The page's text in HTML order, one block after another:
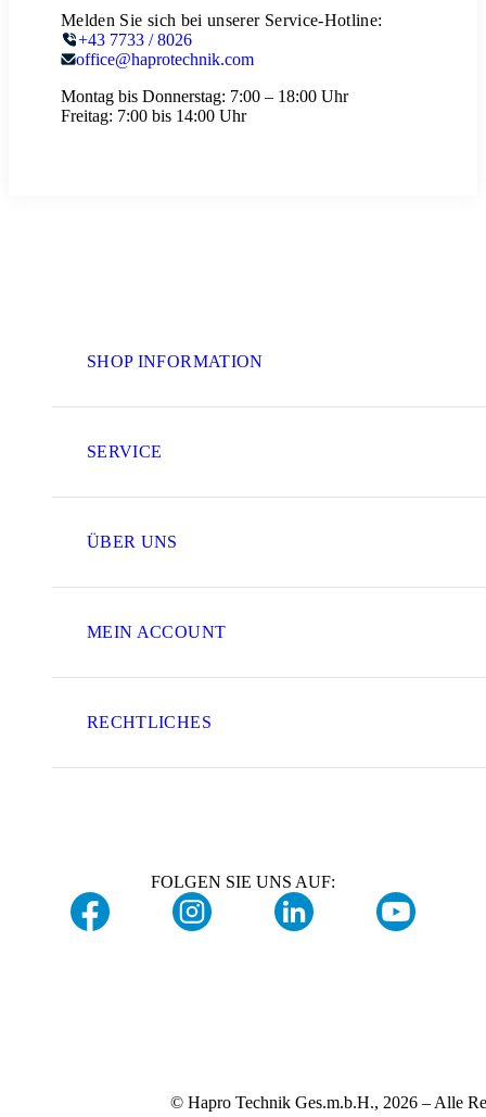
Melden Sie sich bei unserer Service-Hotline:
+43 7733 / 8026
office@haprotechnik.com
Montag bis Donnerstag: 7:00 – 18:00 Uhr
Freitag: 7:00 bis 14:00 Uhr
SHOP INFORMATION
SERVICE
ÜBER UNS
MEIN ACCOUNT
RECHTLICHES
FOLGEN SIE UNS AUF:
© Hapro Technik Ges.m.b.H., 2026 – Alle